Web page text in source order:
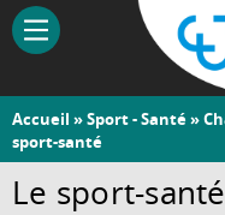
Vous
êtes
ici
Accueil »Sport - Santé»
sport-santé
Le sport-santé